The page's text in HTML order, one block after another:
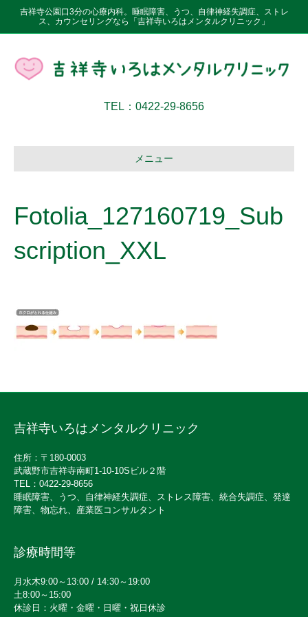
吉祥寺公園口3分の心療内科。睡眠障害、うつ、自律神経失調症、ストレ
ス、カウンセリングなら「吉祥寺いろはメンタルクリニック」
TEL：0422-29-8656
メニュー
Fotolia_127160719_Sub
scription_XXL
吉祥寺いろはメンタルクリニック
住所：〒180-0003
武蔵野市吉祥寺南町1-10-10Sビル２階
TEL：0422-29-8656
睡眠障害、うつ、自律神経失調症、ストレス障害、統合失調症、発達
障害、物忘れ、産業医コンサルタント
診療時間等
月水木9:00～13:00 / 14:30～19:00
土8:00～15:00
休診日：火曜・金曜・日曜・祝日休診